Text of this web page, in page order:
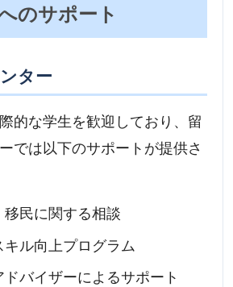
のサポート
ター
的な学生を歓迎しており、留
では以下のサポートが提供さ
移民に関する相談
キル向上プログラム
ドバイザーによるサポート